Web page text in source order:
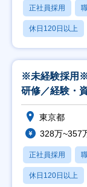
正社員採用
休日120日以上
※未経験採用※
研修／経験・
東京都
328万~357
正社員採用
休日120日以上